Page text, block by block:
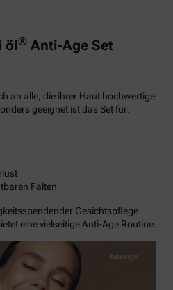
öl® Anti-Age Set
an alle, die ihrer Haut hochwertige
geeignet ist das Set für:
Falten
Gesichtspflege
eine vielseitige Anti-Age Routine.